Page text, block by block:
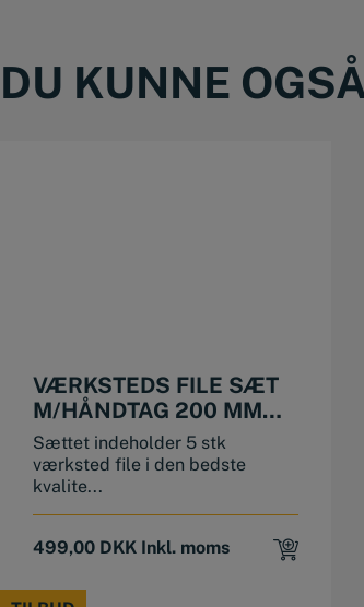
DU KUNNE
VÆRKSTEDS FILE SÆT
M/HÅNDTAG 200 MM
GROV
Sættet indeholder 5 stk
værksted file i den bedste
kvalite...
499,00 DKK Inkl. moms